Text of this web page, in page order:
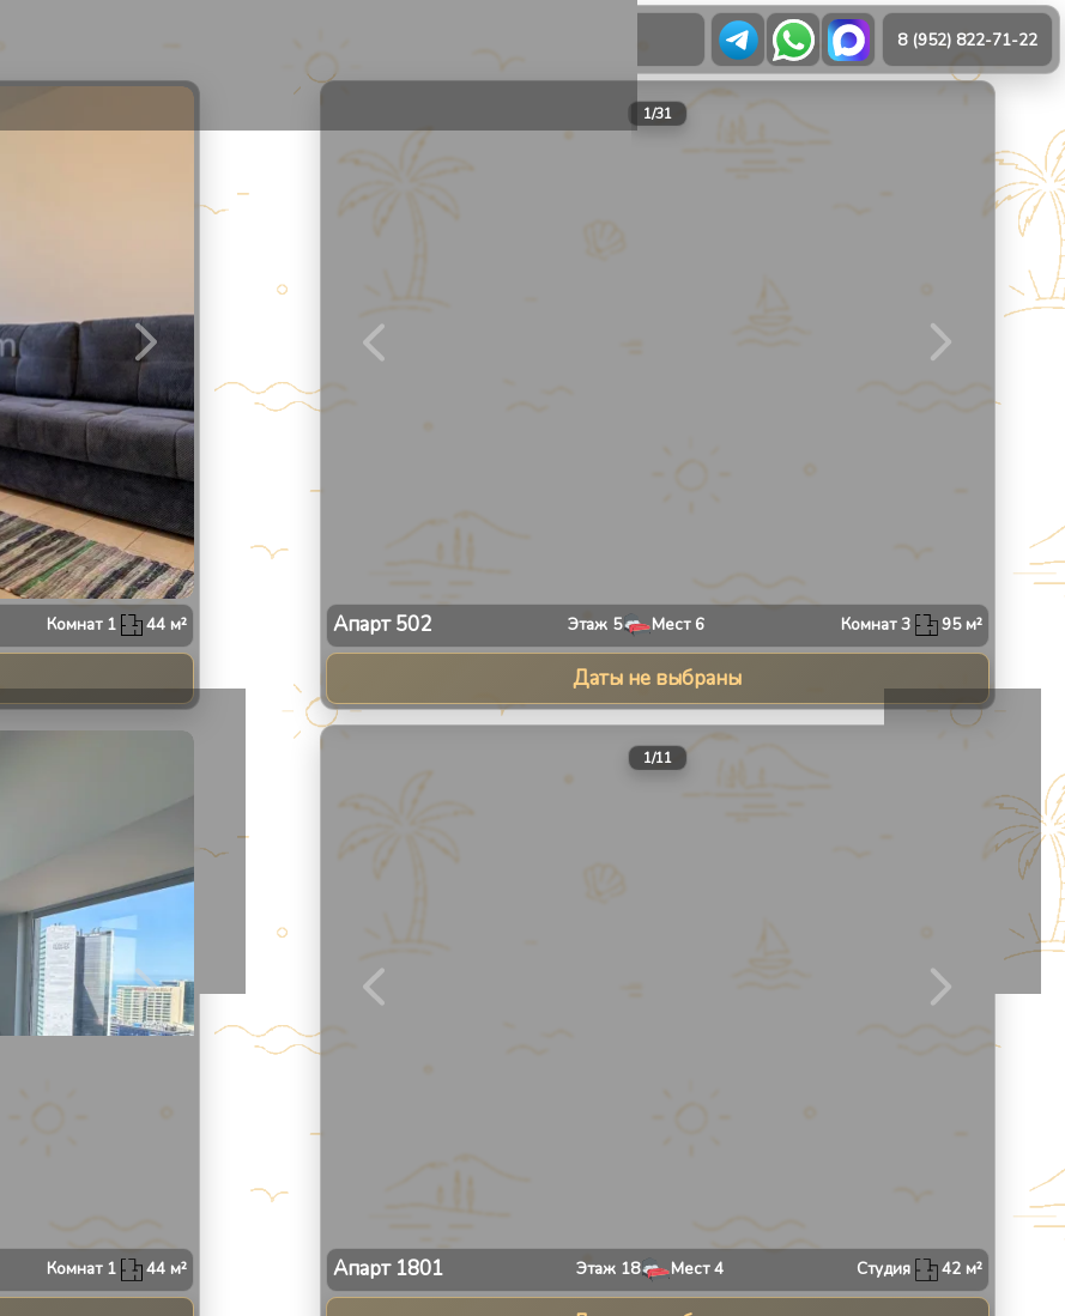
8 (952) 822-71-22
Комнат 1 44 м²
1/31
Апарт502 Этаж 5 Мест 6 Комнат3 95м²
Даты не выбраны
Комнат 1 44 м²
1/11
Апарт 1801 Этаж 18 Мест4 Студия 42м²